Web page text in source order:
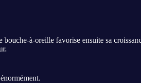
bouche-à-oreille favorise ensuite sa